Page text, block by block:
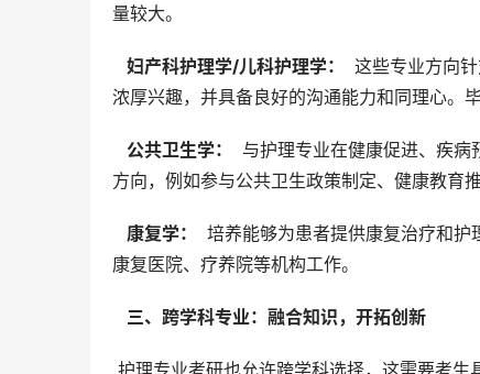
量较大。
  妇产科护理学/儿科护理学：
这些专业方向
浓厚兴趣，并具备良好的沟通能力和同理心。
  公共卫生学：
与护理专业在健康促进、疾
方向，例如参与公共卫生政策制定、健康教育推
  康复学：
培养能够为患者提供康复治疗和
康复医院、疗养院等机构工作。
  三、跨学科专业：融合知识，开拓创新